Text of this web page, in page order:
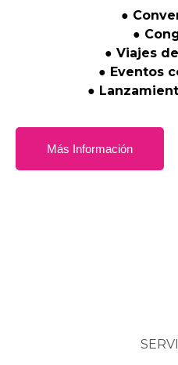
●
●
● Viajes de
● Eventos
●
Más Información